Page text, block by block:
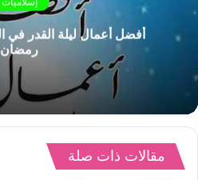
رمضان
مقالات ذات صلة